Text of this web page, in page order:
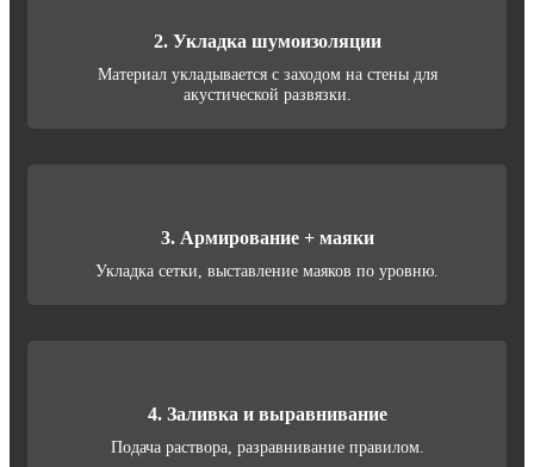
2. Укладка шумоизоляции
Материал укладывается с заходом на стены для
акустической развязки.
3. Армирование + маяки
Укладка сетки, выставление маяков по уровню.
4. Заливка и выравнивание
Подача раствора, разравнивание правилом.